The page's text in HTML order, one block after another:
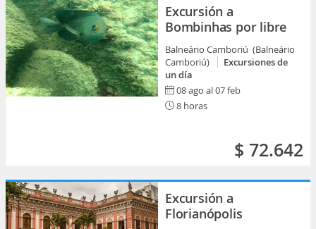
Excursión a
Bombinhas por libre
Balneário Camboriú (Balneário
Camboriú)
Excursiones de
un día
08 ago al 07 feb
8 horas
$ 72.642
Excursión a
Florianópolis